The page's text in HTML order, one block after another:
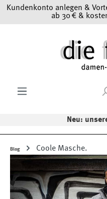
Zum Hauptinhalt springen
Kundenkonto anlegen &
ab 30 € &
Neu:
Blog Coole Masche.